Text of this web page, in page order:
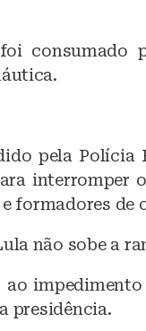
consumado
pela Polícia
interromper
formadores de
não sobe a
presidência.